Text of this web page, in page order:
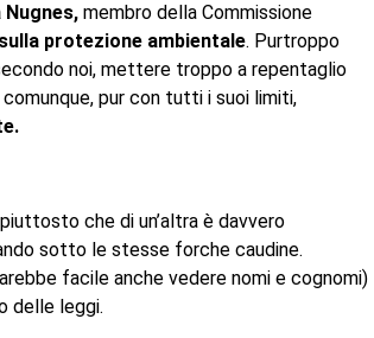
membro della Commissione
protezione ambientale. Purtroppo
noi, mettere troppo a repentaglio
pur con tutti i suoi limiti,
che di un’altra è davvero
sotto le stesse forche caudine.
facile anche vedere nomi e cognomi)
delle leggi.